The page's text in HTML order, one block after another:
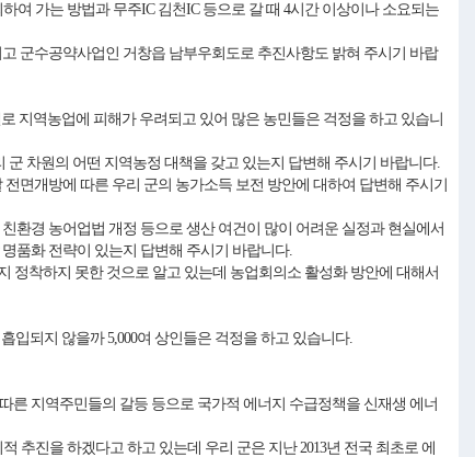
여 가는 방법과 무주IC 김천IC 등으로 갈 때 4시간 이상이나 소요되는
군수공약사업인 거창읍 남부우회도로 추진사항도 밝혀 주시기 바랍
지역농업에 피해가 우려되고 있어 많은 농민들은 걱정을 하고 있습니
차원의 어떤 지역농정 대책을 갖고 있는지 답변해 주시기 바랍니다.
면개방에 따른 우리 군의 농가소득 보전 방안에 대하여 답변해 주시기
환경 농어업법 개정 등으로 생산 여건이 많이 어려운 실정과 현실에서
품화 전략이 있는지 답변해 주시기 바랍니다.
정착하지 못한 것으로 알고 있는데 농업회의소 활성화 방안에 대해서
입되지 않을까 5,000여 상인들은 걱정을 하고 있습니다.
지역주민들의 갈등 등으로 국가적 에너지 수급정책을 신재생 에너
추진을 하겠다고 하고 있는데 우리 군은 지난 2013년 전국 최초로 에